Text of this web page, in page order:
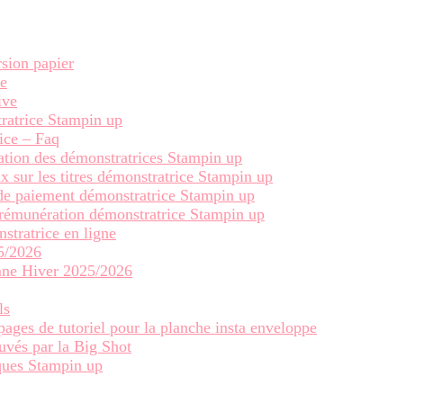
papier
Stampin up
– Faq
des démonstratrices Stampin up
sur les titres démonstratrice Stampin up
paiement démonstratrice Stampin up
démonstratrice Stampin up
en ligne
2026
Hiver 2025/2026
de tutoriel pour la planche insta enveloppe
par la Big Shot
Stampin up